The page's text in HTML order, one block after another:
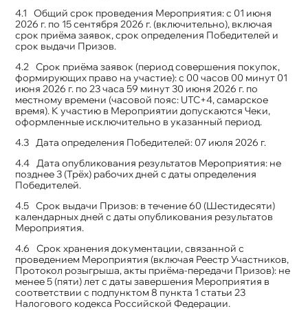
Общий срок проведения Мероприятия: с 01 июня
2026 г. по 15 сентября 2026 г. (включительно), включая
срок приёма заявок, срок определения Победителей и
срок выдачи Призов.
Срок приёма заявок (период совершения покупок,
формирующих право на участие): с 00 часов 00 минут 01
июня 2026 г. по 23 часа 59 минут 30 июня 2026 г. по
местному времени (часовой пояс: UTC+4, самарское
время). К участию в Мероприятии допускаются Чеки,
оформленные исключительно в указанный период.
Дата определения Победителей: 07 июля 2026 г.
Дата опубликования результатов Мероприятия: не
позднее 3 (Трёх) рабочих дней с даты определения
Победителей.
Срок выдачи Призов: в течение 60 (Шестидесяти)
календарных дней с даты опубликования результатов
Мероприятия.
Срок хранения документации, связанной с
проведением Мероприятия (включая Реестр Участников,
Протокол розыгрыша, акты приёма-передачи Призов): не
менее 5 (пяти) лет с даты завершения Мероприятия в
соответствии с подпунктом 8 пункта 1 статьи 23
Налогового кодекса Российской Федерации.